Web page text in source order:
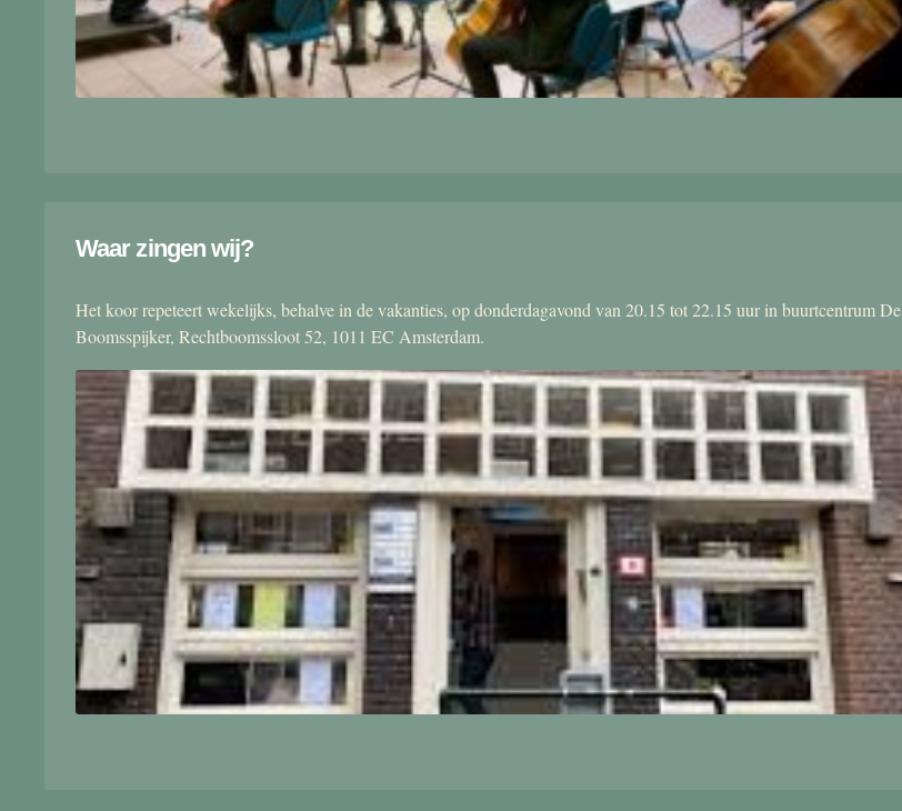
Waar zingen wij?
Het koor repeteert wekelijks, behalve in de vakanties, op donderdagavond van 20.15 tot 22.15 uur in buurtcentrum De
Boomsspijker, Rechtboomssloot 52, 1011 EC Amsterdam.